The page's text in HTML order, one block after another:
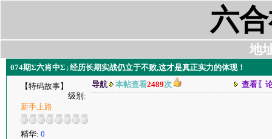
六
地
074期Σ六肖中Σ↓经历长期实战仍立于不败,这才是真正实力的体现！
【特码故事】
级别:
新手上路
精华: 0
导航 本帖查看2489次 查看〖